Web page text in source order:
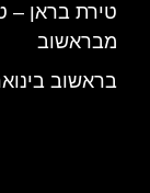
טירת בראן –
מבראשוב
בראשוב